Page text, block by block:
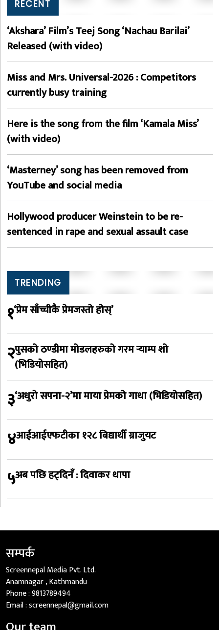
RECENT
‘Akshara’ Film’s Teej Song ‘Nachau Barilai’
Released (with video)
Miss and Mrs. Universal-2026 : Competitors
currently busy training
Here is the song from the film ‘Kamala Miss’
(with video)
‘Masterney’ song has been removed from
YouTube and social media
Hollywood producer Weinstein to be re-
sentenced in rape and sexual assault case
TRENDING
१‘प्रेम साँच्चीकै प्रेमजस्तो होस्’
२पुसको ठण्डीमा मोडलहरुको गरम र्‍याम्प शो
(भिडियोसहित)
३‘अधुरो सपना-२’मा माया प्रेमको गाथा (भिडियोसहित)
४आईआईएफटीका १२८ बिद्यार्थी ग्राजुयट
५अब पछि हट्दिनँ : दिवाकर थापा
सम्पर्क
Screennepal Media Pvt. Ltd.
Anamnagar , Kathmandu
Phone :9813789494
Email :screennepal@gmail.com